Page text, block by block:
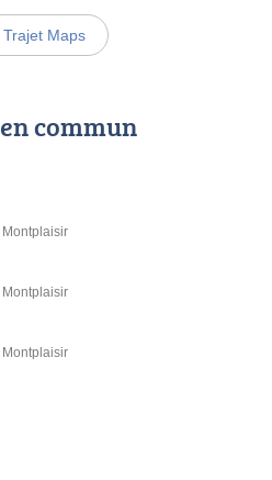
Trajet Maps
commun
Montplaisir
Montplaisir
Montplaisir